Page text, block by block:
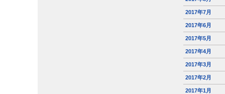
2017年7月
2017年6月
2017年5月
2017年4月
2017年3月
2017年2月
2017年1月